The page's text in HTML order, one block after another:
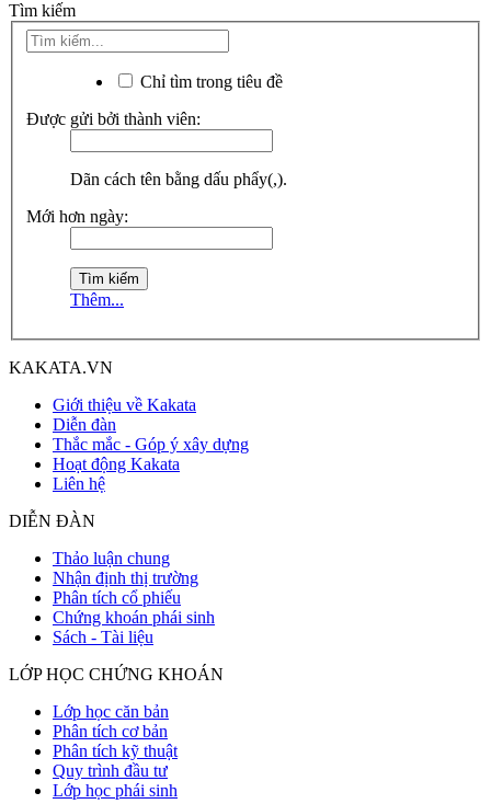
Tìm kiếm
Chỉ tìm trong tiêu đề
Được gửi bởi thành viên:
Dãn cách tên bằng dấu phẩy(,).
Mới hơn ngày:
Thêm...
KAKATA.VN
Giới thiệu về Kakata
Diễn đàn
Thắc mắc - Góp ý xây dựng
Hoạt động Kakata
Liên hệ
DIỄN ĐÀN
Thảo luận chung
Nhận định thị trường
Phân tích cổ phiếu
Chứng khoán phái sinh
Sách - Tài liệu
LỚP HỌC CHỨNG KHOÁN
Lớp học căn bản
Phân tích cơ bản
Phân tích kỹ thuật
Quy trình đầu tư
Lớp học phái sinh